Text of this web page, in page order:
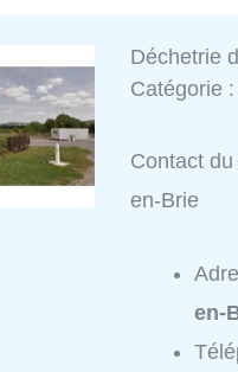
Déchetrie
Catégorie :
Contact
en-Brie
en-